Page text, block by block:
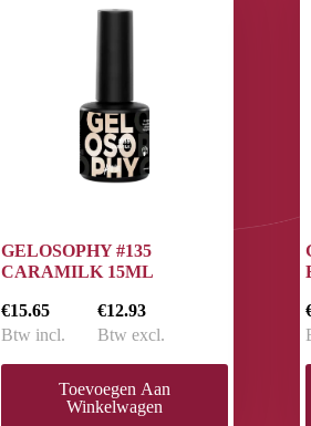
GELOSOPHY #135
CARAMILK 15ML
€15.65
Btw incl.
€12.93
Btw excl.
Toevoegen Aan
Winkelwagen